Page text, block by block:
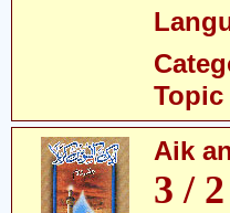
Topic
Aik